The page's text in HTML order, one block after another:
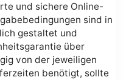
und sichere Online-
sind in
gestaltet und
über
von der jeweiligen
benötigt, sollte